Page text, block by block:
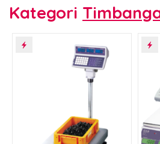
Kategori